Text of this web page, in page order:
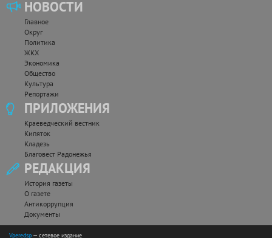
НОВОСТИ
Главное
Округ
Политика
ЖКХ
Экономика
Общество
Культура
Репортажи
ПРИЛОЖЕНИЯ
Краеведческий вестник
Кипяток
Кладезь
Благовест Радонежья
РЕДАКЦИЯ
История газеты
О газете
Антикоррупция
Документы
Vperedsp — сетевое издание